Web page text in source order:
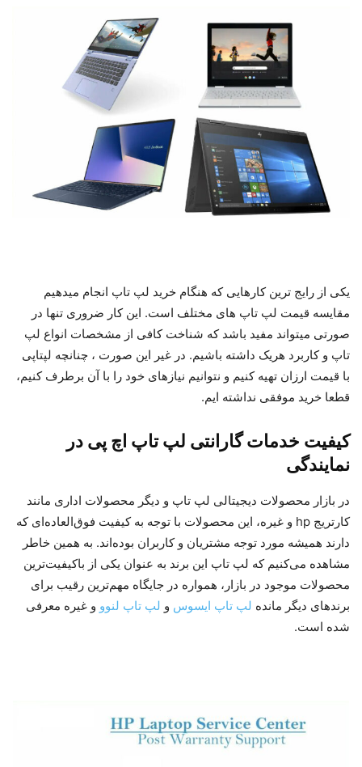
یکی از رایج ترین کارهایی که هنگام خرید لپ تاپ انجام میدهیم
مقایسه قیمت لپ تاپ های مختلف است. این کار ضروری تنها در
صورتی میتواند مفید باشد که شناخت کافی از مشخصات انواع لپ
تاپ و کاربرد هریک داشته باشیم. در غیر این صورت ، چنانچه لپتاپی
با قیمت ارزان تهیه کنیم و نتوانیم نیازهای خود را با آن برطرف کنیم،
قطعا خرید موفقی نداشته ایم.
کیفیت خدمات گارانتی لپ تاپ اچ پی در
نمایندگی
در بازار محصولات دیجیتالی لپ تاپ و دیگر محصولات اداری مانند
کارتریج hp و غیره، این محصولات با توجه به کیفیت فوق‌العاده‌ای که
دارند همیشه مورد توجه مشتریان و کاربران بوده‌اند. به همین خاطر
مشاهده می‌کنیم که لپ تاپ این برند به عنوان یکی از باکیفیت‌ترین
محصولات موجود در بازار، همواره در جایگاه مهم‌ترین رقیب برای
برندهای دیگر مانده لپ تاپ ایسوس و لپ تاپ لنوو و غیره معرفی
شده است.